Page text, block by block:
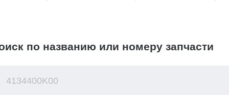
по названию или номеру запчасти